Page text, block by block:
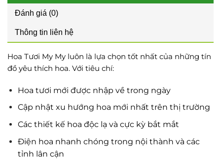
Đánh giá (0)
Thông tin liên hệ
Hoa Tươi My My luôn là lựa chọn tốt nhất của những tín
đồ yêu thích hoa. Với tiêu chí:
Hoa tươi mới được nhập về trong ngày
Cập nhật xu hướng hoa mới nhất trên thị trường
Các thiết kế hoa độc lạ và cực kỳ bắt mắt
Điện hoa nhanh chóng trong nội thành và các
tỉnh lân cận